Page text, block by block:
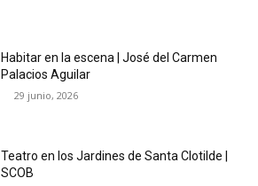
Habitar en la escena | José del Carmen
Palacios Aguilar
29 junio, 2026
Teatro en los Jardines de Santa Clotilde |
SCOB